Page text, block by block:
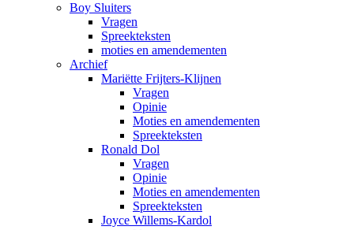
Boy Sluiters
Vragen
Spreekteksten
moties en amendementen
Archief
Mariëtte Frijters-Klijnen
Vragen
Opinie
Moties en amendementen
Spreekteksten
Ronald Dol
Vragen
Opinie
Moties en amendementen
Spreekteksten
Joyce Willems-Kardol